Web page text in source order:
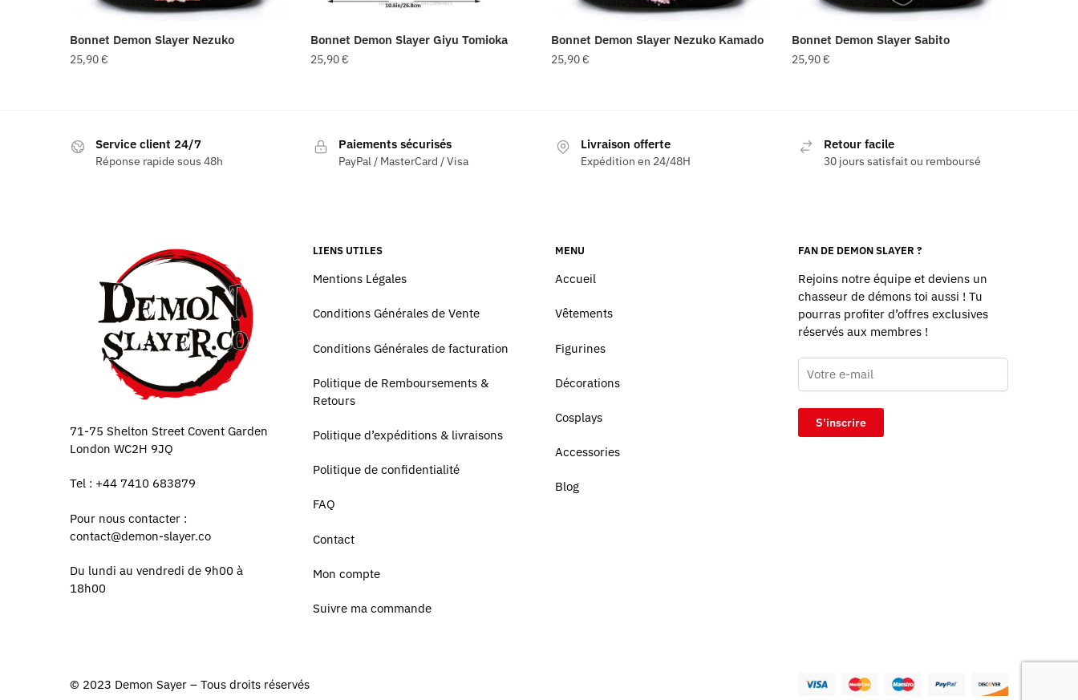
Bonnet Demon Slayer Nezuko
25,90€
Bonnet Demon Slayer Giyu Tomioka
25,90€
Bonnet Demon Slayer Nezuko Kamado
25,90€
Bonnet Demon Slayer Sabito
25,90€
Service client 24/7
Réponse rapide sous 48h
Paiements sécurisés
PayPal / MasterCard / Visa
Livraison offerte
Expédition en 24/48H
Retour facile
30 jours satisfait ou remboursé
71-75 Shelton Street Covent Garden
London WC2H 9JQ
Tel : +44 7410 683879
Pour nous contacter :
contact@demon-slayer.co
Du lundi au vendredi de 9h00 à
18h00
LIENS UTILES
Mentions Légales
Conditions Générales de Vente
Conditions Générales de facturation
Politique de Remboursements &
Retours
Politique d’expéditions & livraisons
Politique de confidentialité
FAQ
Contact
Mon compte
Suivre ma commande
MENU
Accueil
Vêtements
Figurines
Décorations
Cosplays
Accessories
Blog
FAN DE DEMON SLAYER ?
Rejoins notre équipe et deviens un
chasseur de démons toi aussi ! Tu
pourras profiter d’offres exclusives
réservés aux membres !
© 2023 Demon Sayer – Tous droits réservés